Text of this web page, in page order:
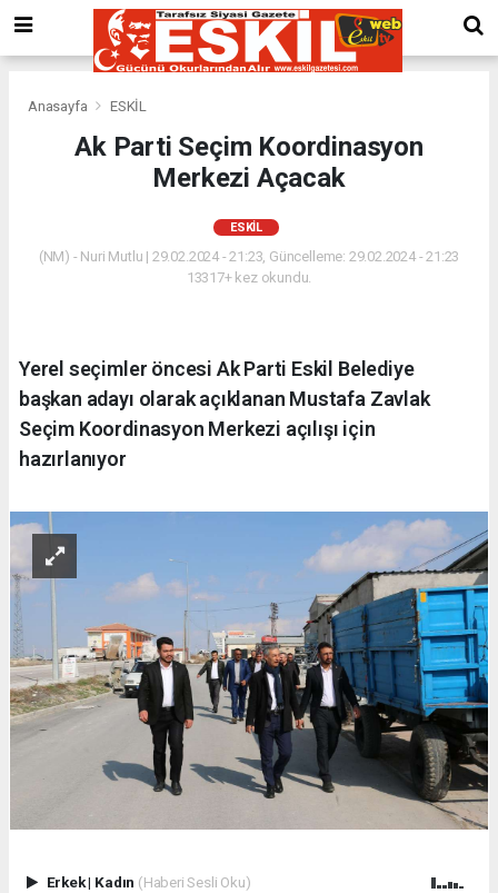
Anasayfa ESKİL
Ak Parti Seçim Koordinasyon
Merkezi Açacak
ESKİL
(NM) - Nuri Mutlu | 29.02.2024 - 21:23, Güncelleme: 29.02.2024 - 21:23
13317+ kez okundu.
Yerel seçimler öncesi Ak Parti Eskil Belediye
başkan adayı olarak açıklanan Mustafa Zavlak
Seçim Koordinasyon Merkezi açılışı için
hazırlanıyor
Erkek| Kadın (Haberi Sesli Oku)